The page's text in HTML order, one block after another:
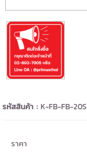
รหัสสินค้า :K-FB-FB-20S
ราคา